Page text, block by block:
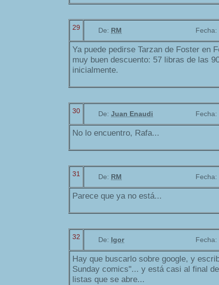
29 De: RM Fecha:
Ya puede pedirse Tarzan de Foster en
muy buen descuento: 57 libras de las
inicialmente.
30 De: Juan Enaudi Fecha:
No lo encuentro, Rafa...
31 De: RM Fecha:
Parece que ya no está...
32 De: Igor Fecha:
Hay que buscarlo sobre google, y
Sunday comics"... y está casi al final
listas que se abre...